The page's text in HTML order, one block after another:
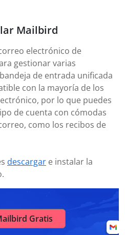
Mailbird
electrónico de
gestionar varias
de entrada unificada
con la mayoría de los
por lo que puedes
de cuenta con cómodas
como los recibos de
descargar e instalar la
Gratis